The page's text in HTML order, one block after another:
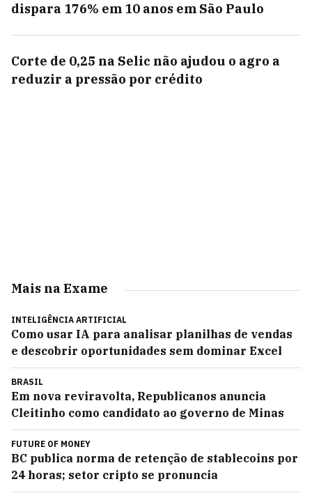
dispara 176% em 10 anos em São Paulo
Corte de 0,25 na Selic não ajudou o agro a
reduzir a pressão por crédito
Mais na Exame
INTELIGÊNCIA ARTIFICIAL
Como usar IA para analisar planilhas de vendas
e descobrir oportunidades sem dominar Excel
BRASIL
Em nova reviravolta, Republicanos anuncia
Cleitinho como candidato ao governo de Minas
FUTURE OF MONEY
BC publica norma de retenção de stablecoins por
24 horas; setor cripto se pronuncia